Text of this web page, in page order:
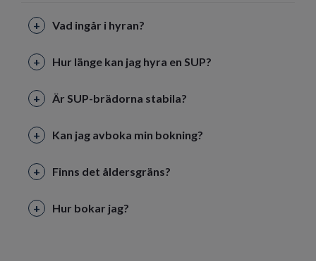
Vad ingår i hyran?
Hur länge kan jag hyra en SUP?
Är SUP-brädorna stabila?
Kan jag avboka min bokning?
Finns det åldersgräns?
Hur bokar jag?